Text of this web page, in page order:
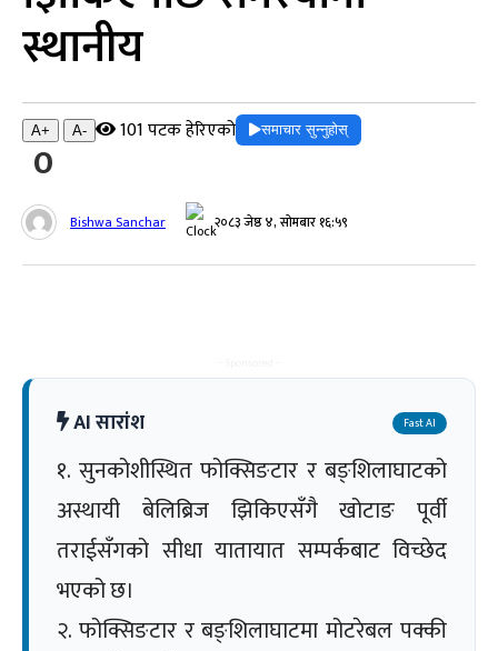
स्थानीय
A+ A- 101 पटक हेरिएको समाचार सुन्नुहोस्
0
Bishwa Sanchar २०८३ जेष्ठ ४, सोमबार १६:५९
AI सारांश Fast AI
१. सुनकोशीस्थित फोक्सिङटार र बङ्शिलाघाटको
अस्थायी बेलिब्रिज झिकिएसँगै खोटाङ पूर्वी
तराईसँगको सीधा यातायात सम्पर्कबाट विच्छेद
भएको छ।
२. फोक्सिङटार र बङ्शिलाघाटमा मोटरेबल पक्की